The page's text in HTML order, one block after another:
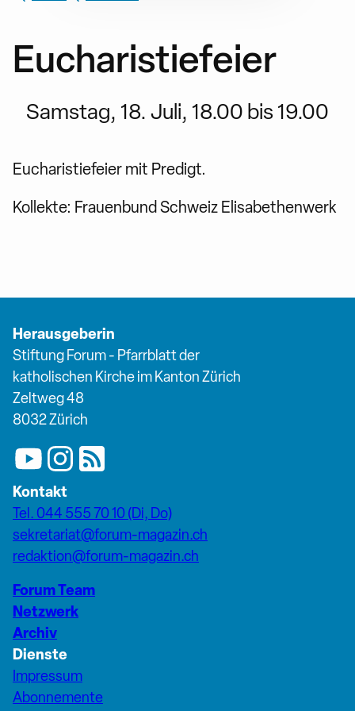
Eucharistiefeier
Samstag, 18. Juli, 18.00 bis 19.00
Eucharistiefeier mit Predigt.
Kollekte: Frauenbund Schweiz Elisabethenwerk
Herausgeberin
Stiftung Forum - Pfarrblatt der
katholischen Kirche im Kanton Zürich
Zeltweg 48
8032 Zürich
Kontakt
Tel. 044 555 70 10 (Di, Do)
sekretariat@forum-magazin.ch
redaktion@forum-magazin.ch
Forum Team
Netzwerk
Archiv
Dienste
Impressum
Abonnemente